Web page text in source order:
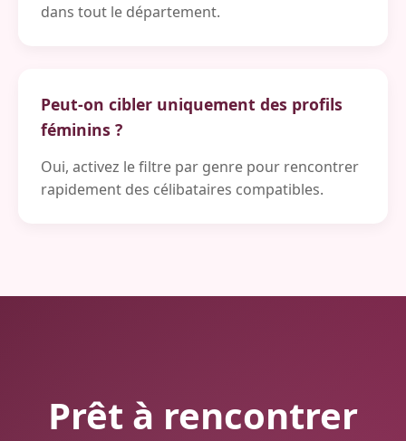
dans tout le département.
Peut-on cibler uniquement des profils
féminins ?
Oui, activez le filtre par genre pour rencontrer
rapidement des célibataires compatibles.
Prêt à rencontrer